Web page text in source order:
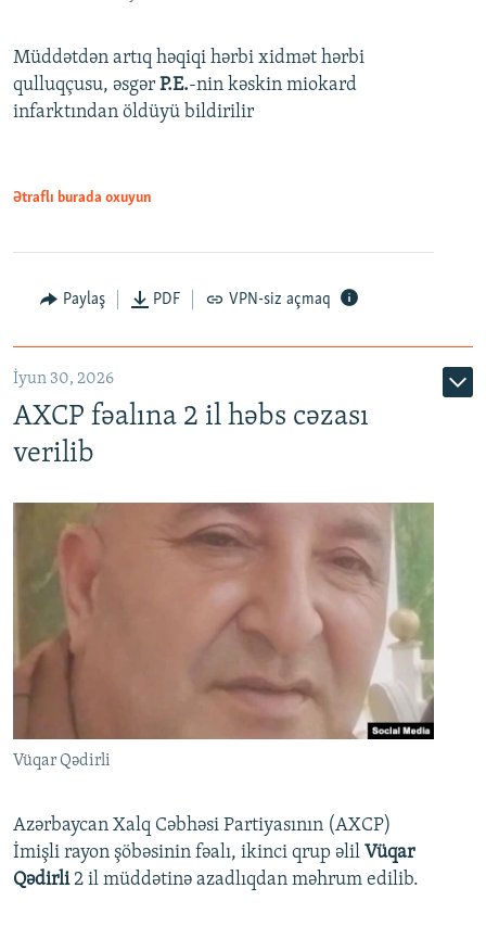
Müddətdən artıq həqiqi hərbi xidmət hərbi
qulluqçusu, əsgər P.E.-nin kəskin miokard
infarktından öldüyü bildirilir
Ətraflı burada oxuyun
Paylaş PDF VPN-siz açmaq
İyun 30, 2026
AXCP fəalına 2 il həbs cəzası
verilib
Vüqar Qədirli
Azərbaycan Xalq Cəbhəsi Partiyasının (AXCP)
İmişli rayon şöbəsinin fəalı, ikinci qrup əlil Vüqar
Qədirli2 il müddətinə azadlıqdan məhrum edilib.